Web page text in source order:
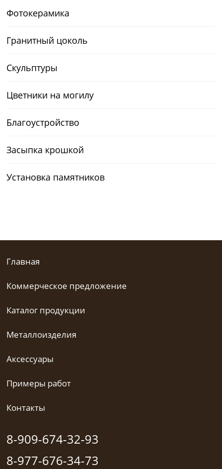
Фотокерамика
Гранитный цоколь
Скульптуры
Цветники на могилу
Благоустройство
Засыпка крошкой
Установка памятников
Главная
Коммерческое предложение
Каталог продукции
Металлоизделия
Аксессуары
Примеры работ
Контакты
8-909-674-32-93
8-977-676-34-73